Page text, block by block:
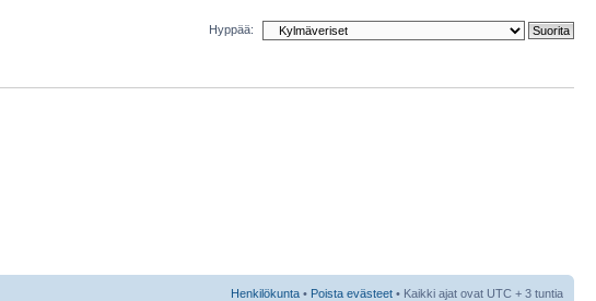
Hyppää:
Henkilökunta • Poista evästeet • Kaikki ajat ovat UTC + 3 tuntia